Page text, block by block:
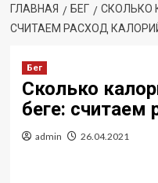
ГЛАВНАЯ БЕГ
СКОЛЬКО
СЧИТАЕМ РАСХОД
Бег
Сколько
беге: считаем
admin 26.04.2021